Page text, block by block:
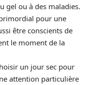
gel ou à des maladies.
pour une
être conscients de
le moment de la
un jour sec pour
attention particulière